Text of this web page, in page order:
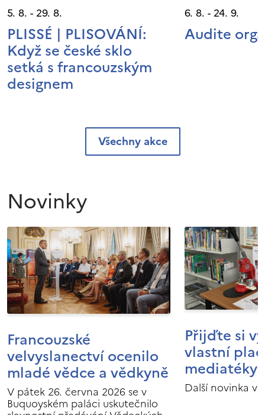
5. 8. - 29. 8.
PLISSÉ | PLISOVÁNÍ:
Když se české sklo
setká s francouzským
designem
6. 8. - 24. 9.
Audite
Všechny akce
Novinky
Francouzské
velvyslanectví ocenilo
mladé vědce a vědkyně
V pátek 26. června 2026 se v
Buquoyském paláci uskutečnilo
Přijďte si
vlastní
mediatéky
Další novinka v